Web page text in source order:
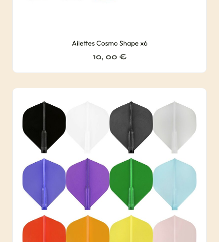
Ailettes Cosmo Shape x6
10, 00 €